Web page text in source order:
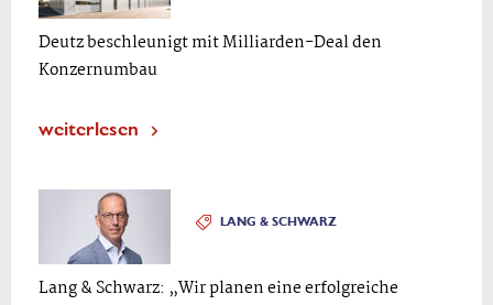
Deutz beschleunigt mit Milliarden-Deal den
Konzernumbau
weiterlesen
LANG & SCHWARZ
Lang & Schwarz: „Wir planen eine erfolgreiche